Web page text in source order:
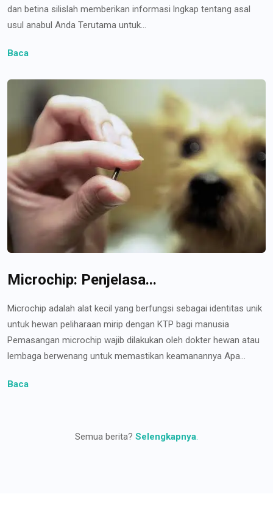
dan betina silislah memberikan informasi lngkap tentang asal
usul anabul Anda Terutama untuk...
Baca
Microchip: Penjelasa...
Microchip adalah alat kecil yang berfungsi sebagai identitas unik
untuk hewan peliharaan mirip dengan KTP bagi manusia
Pemasangan microchip wajib dilakukan oleh dokter hewan atau
lembaga berwenang untuk memastikan keamanannya Apa...
Baca
Semua berita? Selengkapnya